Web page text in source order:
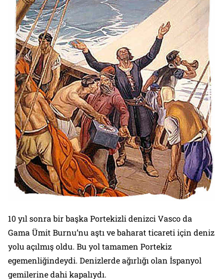
10 yıl sonra bir başka Portekizli denizci Vasco da
Gama Ümit Burnu’nu aştı ve baharat ticareti için deniz
yolu açılmış oldu. Bu yol tamamen Portekiz
egemenliğindeydi. Denizlerde ağırlığı olan İspanyol
gemilerine dahi kapalıydı.